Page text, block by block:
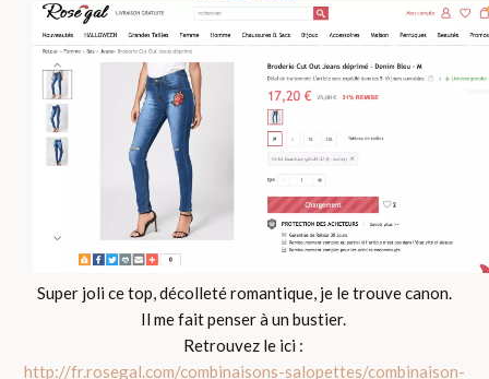
Super joli ce top, décolleté romantique, je le trouve canon.
Il me fait penser à un bustier.
Retrouvez le ici :
http://fr.rosegal.com/combinaisons-salopettes/combinaison-